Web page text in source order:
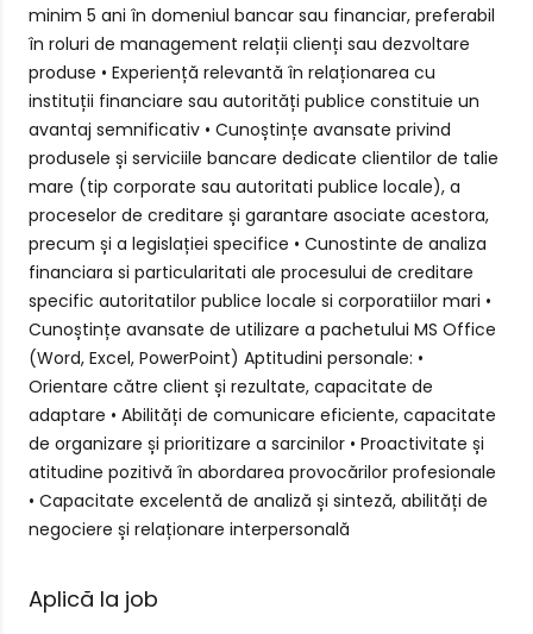
minim 5 ani în domeniul bancar sau financiar, preferabil
în roluri de management relații clienți sau dezvoltare
produse • Experiență relevantă în relaționarea cu
instituții financiare sau autorități publice constituie un
avantaj semnificativ • Cunoștințe avansate privind
produsele și serviciile bancare dedicate clientilor de talie
mare (tip corporate sau autoritati publice locale), a
proceselor de creditare și garantare asociate acestora,
precum și a legislației specifice • Cunostinte de analiza
financiara si particularitati ale procesului de creditare
specific autoritatilor publice locale si corporatiilor mari •
Cunoștințe avansate de utilizare a pachetului MS Office
(Word, Excel, PowerPoint) Aptitudini personale: •
Orientare către client și rezultate, capacitate de
adaptare • Abilități de comunicare eficiente, capacitate
de organizare și prioritizare a sarcinilor • Proactivitate și
atitudine pozitivă în abordarea provocărilor profesionale
• Capacitate excelentă de analiză și sinteză, abilități de
negociere și relaționare interpersonală
Aplică la job